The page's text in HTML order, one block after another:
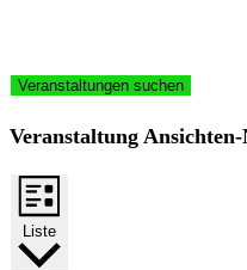
Veranstaltungen suchen
Veranstaltung
Liste